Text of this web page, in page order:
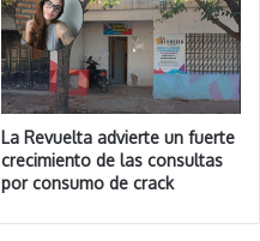
La Revuelta advierte un fuerte
crecimiento de las consultas
por consumo de crack